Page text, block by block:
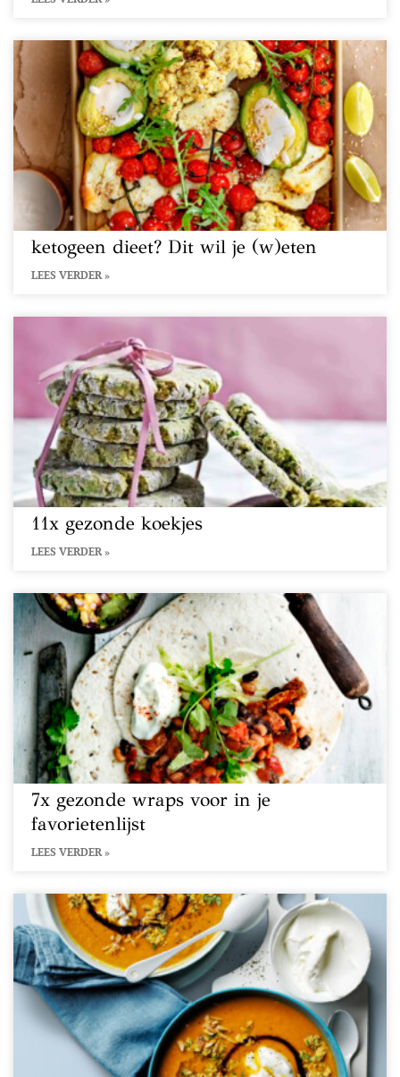
ketogeen dieet? Dit wil je (w)eten
LEES VERDER »
11x gezonde koekjes
LEES VERDER »
7x gezonde wraps voor in je
favorietenlijst
LEES VERDER »